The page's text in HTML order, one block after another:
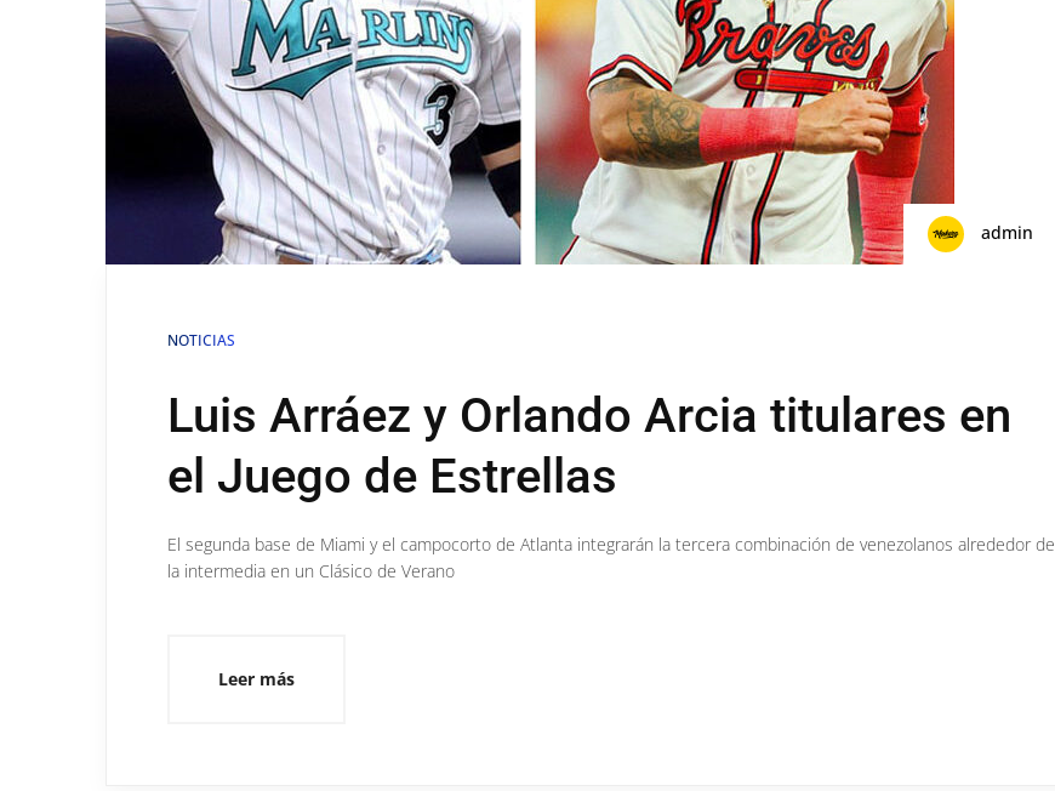
admin
NOTICIAS
Luis Arráez y Orlando Arcia titulares en
el Juego de Estrellas
El segunda base de Miami y el campocorto de Atlanta integrarán la tercera combinación de venezolanos alrededor de
la intermedia en un Clásico de Verano
Leer más